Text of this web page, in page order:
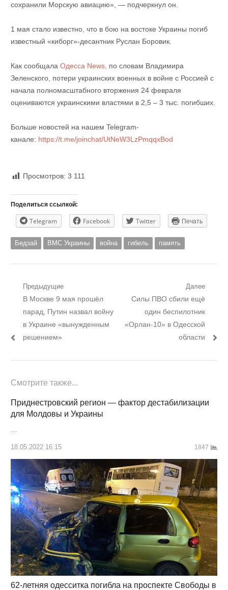
сохранили Морскую авиацию», — подчеркнул он.
1 мая стало известно, что в бою на востоке Украины погиб
известный «киборг»-десантник Руслан Боровик.
Как сообщала Одесса News, по словам Владимира
Зеленского, потери украинских военных в войне с Россией с
начала полномасштабного вторжения 24 февраля
оцениваются украинскими властями в 2,5 – 3 тыс. погибших.
Больше новостей на нашем Telegram-
канале: https://t.me/joinchat/UtNeW3LzPmqqxBod
Просмотров: 3 111
Поделиться ссылкой:
Telegram Facebook Twitter Печать
Бедзай ВМС Украины война гибель память
Навигация
записям
Предыдущие
Предыдущий
пост:
В Москве 9 мая прошёл
парад, Путин назвал войну
в Украине «вынужденным
решением»
Далее
Следующий
пост:
Силы ПВО сбили ещё
один беспилотник
«Орлан-10» в Одесской
области
Смотрите также...
Приднестровский регион — фактор дестабилизации
для Молдовы и Украины
…
18.05.2022 16:15 1847
62-летняя одесситка погибла на проспекте Свободы в